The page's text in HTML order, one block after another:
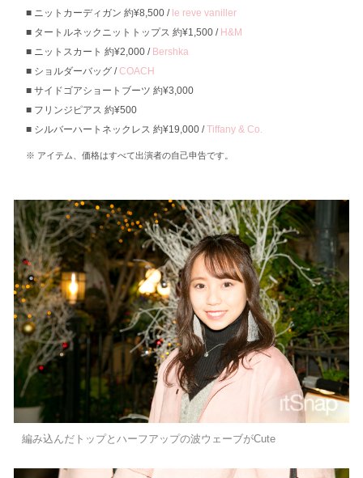
ニットカーディガン 約¥8,500 / le reve vaniller
タートルネックニットトップス 約¥1,500 / H&M
ニットスカート 約¥2,000 / Bershka
ショルダーバッグ /COACH
サイドゴアショートブーツ 約¥3,000
フリンジピアス 約¥500
シルバーハートネックレス 約¥19,000 /Tiffany & Co.
アイテム、価格はすべて出演者の自己申告です。
編み込んだトップとハーフアップの波ウェーブがCute